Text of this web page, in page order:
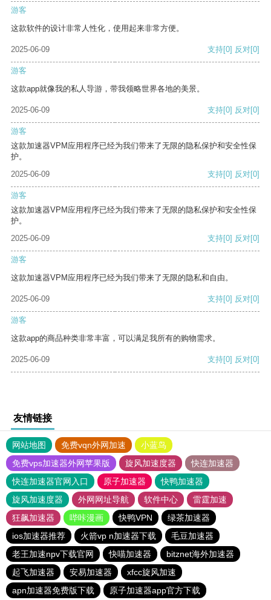
游客
这款软件的设计非常人性化，使用起来非常方便。
2025-06-09 支持[0] 反对[0]
游客
这款app就像我的私人导游，带我领略世界各地的美景。
2025-06-09 支持[0] 反对[0]
游客
这款加速器VPM应用程序已经为我们带来了无限的隐私保护和安全性保
护。
2025-06-09
支持[0] 反对[0]
游客
这款加速器VPM应用程序已经为我们带来了无限的隐私保护和安全性保
护。
2025-06-09
支持[0] 反对[0]
游客
这款加速器VPM应用程序已经为我们带来了无限的隐私和自由。
2025-06-09 支持[0] 反对[0]
游客
这款app的商品种类非常丰富，可以满足我所有的购物需求。
2025-06-09 支持[0] 反对[0]
友情链接
网站地图 免费vqn外网加速
小蓝鸟
免费vps加速器外网苹果版
旋风加速度器
快连加速器
快连加速器官网入口
原子加速器
快鸭加速器
旋风加速度器
外网网址导航 软件中心
雷霆加速
狂飙加速器
哔咔漫画 快鸭VPN
绿茶加速器
ios加速器推荐
火箭vp n加速器下载
毛豆加速器
老王加速npv下载官网
快喵加速器
bitznet海外加速器
起飞加速器
安易加速器
xfcc旋风加速
apn加速器免费版下载
原子加速器app官方下载